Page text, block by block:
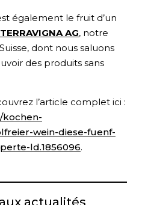
également le fruit d’un
TERRAVIGNA AG, notre
dont nous saluons
des produits sans
l’article complet ici :
kochen-
wein-diese-fuenf-
ld.1856096.
actualités